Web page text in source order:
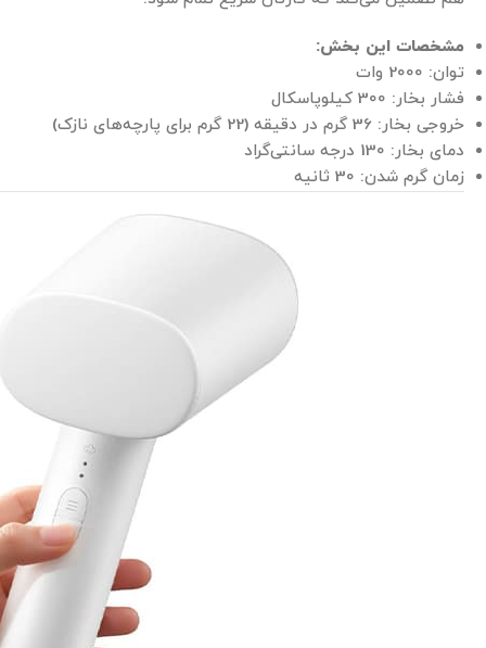
مشخصات این بخش:
توان: 2000 وات
فشار بخار: 300 کیلوپاسکال
خروجی بخار: 36 گرم در دقیقه (22 گرم برای پارچه‌های نازک)
دمای بخار: 130 درجه سانتی‌گراد
زمان گرم شدن: 30 ثانیه